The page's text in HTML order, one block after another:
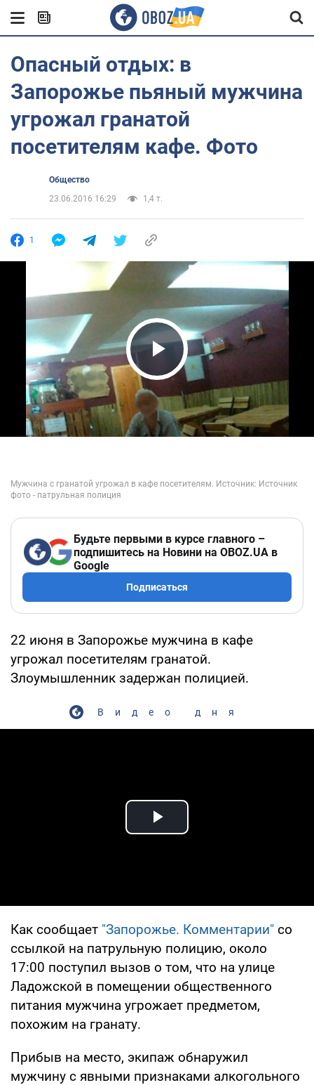
Опасный отдых: в
Запорожье пьяный мужчина
угрожал гранатой
посетителям кафе. Фото
Общество
23.06.2016 16:29
1,4 т.
1
Play Video
Будьте первыми в курсе главного –
подпишитесь на Новини на OBOZ.UA в
Google
Подписаться
22 июня в Запорожье мужчина в кафе
угрожал посетителям гранатой.
Злоумышленник задержан полицией.
Видео дня
Play Video
Как сообщает "Запорожье. Комментарии" со
ссылкой на патрульную полицию, около
17:00 поступил вызов о том, что на улице
Ладожской в помещении общественного
питания мужчина угрожает предметом,
похожим на гранату.
Прибыв на место, экипаж обнаружил
мужчину с явными признаками алкогольного